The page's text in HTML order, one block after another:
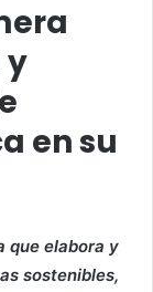
y
en su
que elabora y
sostenibles,